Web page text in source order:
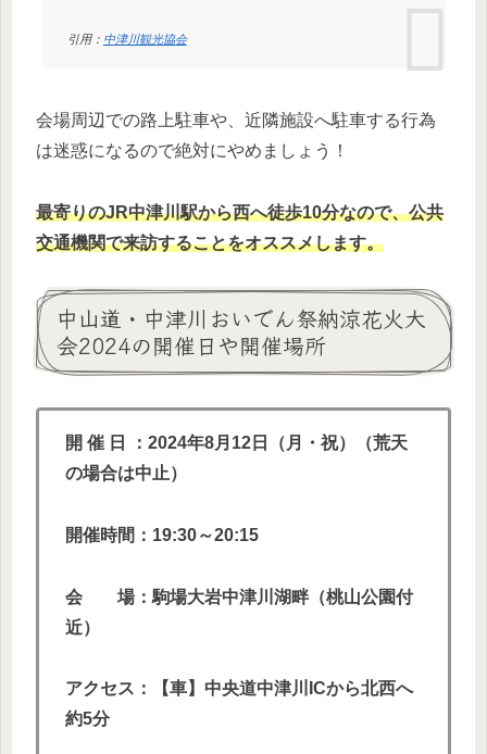
引用： 中津川観光協会
会場周辺での路上駐車や、近隣施設へ駐車する行為
は迷惑になるので絶対にやめましょう！
最寄りのJR中津川駅から西へ徒歩10分なので、公共
交通機関で来訪することをオススメします。
中山道・中津川おいでん祭納涼花火大
会2024の開催日や開催場所
開 催 日
：2024年8月12日（月・祝）（荒天
の場合は中止）
開催時間：19:30～20:15
会 場：駒場大岩中津川湖畔（桃山公園付
近）
アクセス：【車】中央道中津川ICから北西へ
約5分